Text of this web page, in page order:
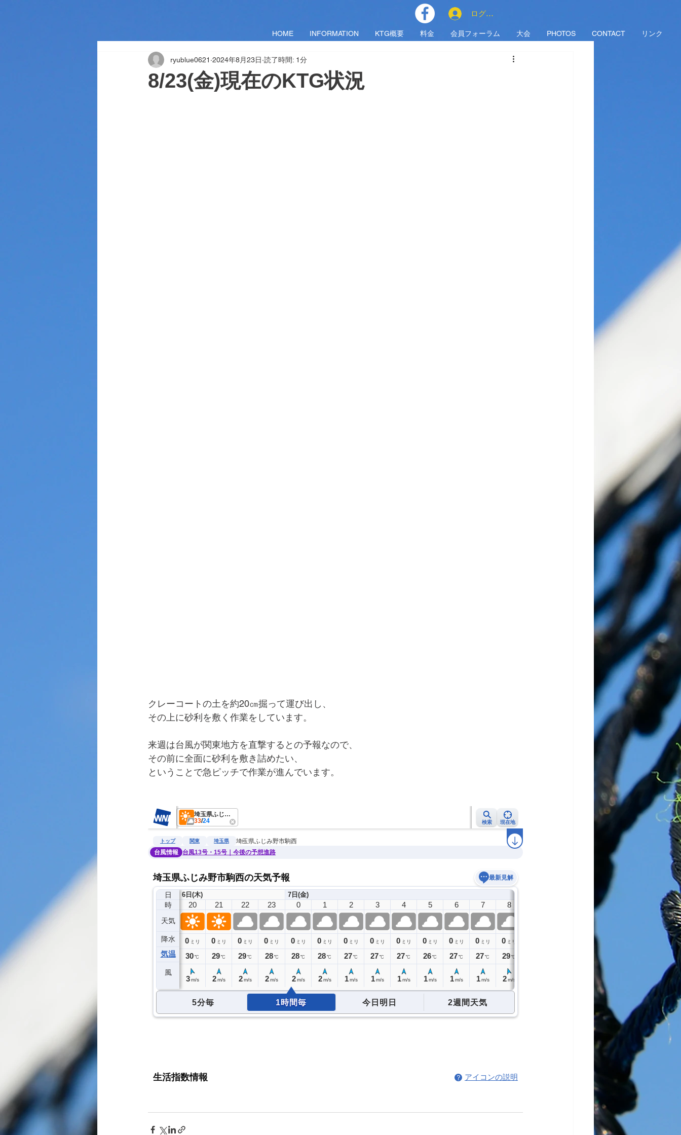
HOME INFORMATION KTG概要 料金 会員フォーラム 大会 PHOTOS CONTACT リンク
ログイン
8/23(金)現在のKTG状況
ryublue0621 2024年8月23日 読了時間: 1分
クレーコートの土を約20㎝掘って運び出し、
その上に砂利を敷く作業をしています。
来週は台風が関東地方を直撃するとの予報なので、
その前に全面に砂利を敷き詰めたい、
ということで急ピッチで作業が進んでいます。